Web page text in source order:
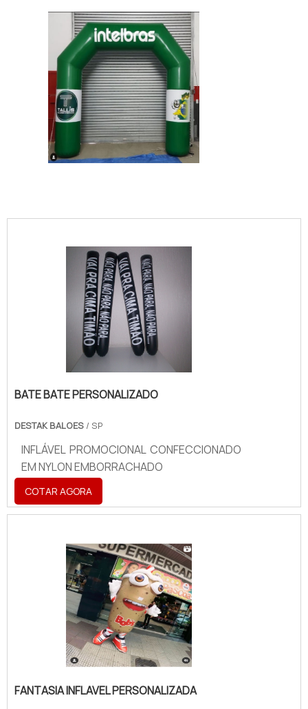
BATE BATE PERSONALIZADO
DESTAK BALOES / SP
INFLÁVEL PROMOCIONAL CONFECCIONADO
EM NYLON EMBORRACHADO
COTAR AGORA
FANTASIA INFLAVEL PERSONALIZADA